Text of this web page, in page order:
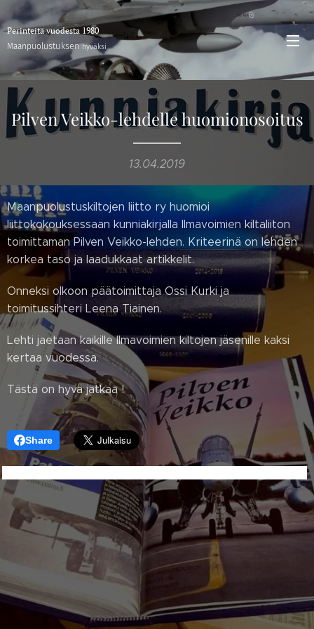
Perinteitä vuodesta 1980
Maanpuolustuksenhyväksi
Pilven Veikko-lehdelle huomionosoitus
13.04.2019
Maanpuolustuskiltojen liitto ry huomioi
liittokokouksessaan kunniakirjalla Ilmavoimien kiltaliiton
toimittaman Pilven Veikko-lehden. Kriteerinä on lehden
korkea taso ja laadukkaat artikkelit.
Onneksi olkoon päätoimittaja Ossi Kurki ja
toimitussihteri Leena Tiainen.
Lehti jaetaan kaikille Ilmavoimien kiltojen jäsenille kaksi
kertaa vuodessa.
Tästä on hyvä jatkaa !
Share